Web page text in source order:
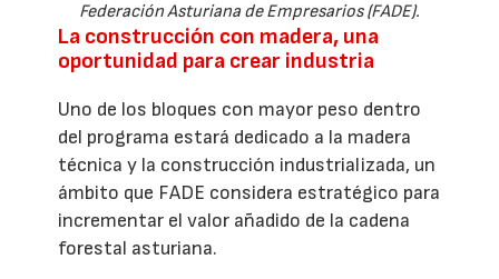
Federación Asturiana de Empresarios (FADE).
La construcción con madera, una
oportunidad para crear industria
Uno de los bloques con mayor peso dentro
del programa estará dedicado a la madera
técnica y la construcción industrializada, un
ámbito que FADE considera estratégico para
incrementar el valor añadido de la cadena
forestal asturiana.